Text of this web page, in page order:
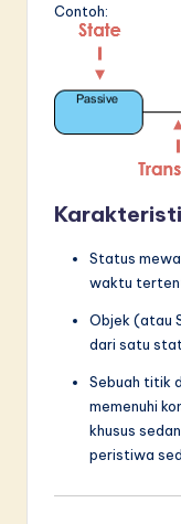
Contoh:
Status
waktu
Objek (atau
dari satu
Sebuah titik
memenuhi
khusus
peristiwa